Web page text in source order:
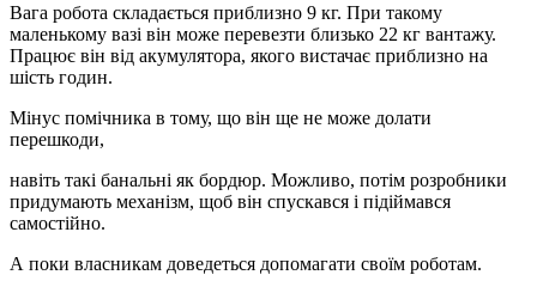
Вага робота складається приблизно 9 кг. При такому
маленькому вазі він може перевезти близько 22 кг вантажу.
Працює він від акумулятора, якого вистачає приблизно на
шість годин.
Мінус помічника в тому, що він ще не може долати
перешкоди,
навіть такі банальні як бордюр. Можливо, потім розробники
придумають механізм, щоб він спускався і підіймався
самостійно.
А поки власникам доведеться допомагати своїм роботам.